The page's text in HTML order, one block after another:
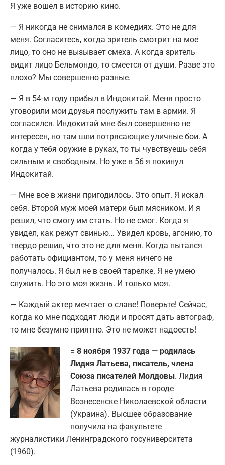
Я уже вошел в историю кино.
— Я никогда не снимался в комедиях. Это не для
меня. Согласитесь, когда зритель смотрит на мое
лицо, то оно не вызывает смеха. А когда зритель
видит лицо Бельмондо, то смеется от души. Разве это
плохо? Мы совершенно разные.
— Я в 54-м году прибыл в Индокитай. Меня просто
уговорили мои друзья послужить там в армии. Я
согласился. Индокитай мне был совершенно не
интересен, но там шли потрясающие уличные бои. А
когда у тебя оружие в руках, то ты чувствуешь себя
сильным и свободным. Но уже в 56 я покинул
Индокитай.
— Мне все в жизни пригодилось. Это опыт. Я искал
себя. Второй муж моей матери был мясником. И я
решил, что смогу им стать. Но не смог. Когда я
увидел, как режут свинью… Увидел кровь, агонию, то
твердо решил, что это не для меня. Когда пытался
работать официантом, то у меня ничего не
получалось. Я был не в своей тарелке. Я не умею
служить. Но это моя жизнь. И только моя.
— Каждый актер мечтает о славе! Поверьте! Сейчас,
когда ко мне подходят люди и просят дать автограф,
то мне безумно приятно. Это не может надоесть!
= 8 ноября 1937 года — родилась
Лидия Латьева, писатель, члена
Союза писателей Молдовы. Лидия
Латьева родилась в городе
Вознесенске Николаевской области
(Украина). Высшее образование
получила на факультете
журналистики Ленинградского госуниверситета
(1960).